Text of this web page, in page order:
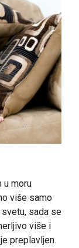
u moru
više samo
sada se
više i
preplavljen.